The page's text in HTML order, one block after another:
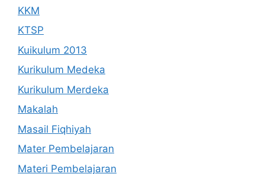
KKM
KTSP
Kuikulum 2013
Kurikulum Medeka
Kurikulum Merdeka
Makalah
Masail Fiqhiyah
Mater Pembelajaran
Materi Pembelajaran